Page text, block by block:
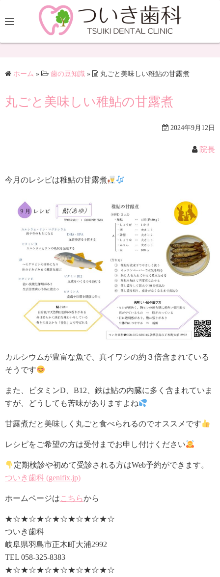
ホーム » 歯の豆知識 » 丸ごと美味しい稚鮎の甘露煮
丸ごと美味しい稚鮎の甘露煮
2024年9月12日
院長
今月のレシピは稚鮎の甘露煮
カルシウムが豊富な魚で、真イワシの約３倍含まれている
そうです
また、ビタミンD、B12、鉄は鮎の内臓に多く含まれていま
すが、どうしても苦味がありますよね
甘露煮だと美味しく丸ごと食べられるのでオススメです
レシピをご希望の方は受付までお申し付けください
定期検診や初めて受診される方はWeb予約ができます。
ついき歯科 (genifix.jp)
ホームページはこちらから
★☆★☆★☆★☆★☆★☆★☆
ついき歯科
岐阜県羽島市正木町大浦2992
TEL 058-325-8383
★☆★☆★☆★☆★☆★☆★☆